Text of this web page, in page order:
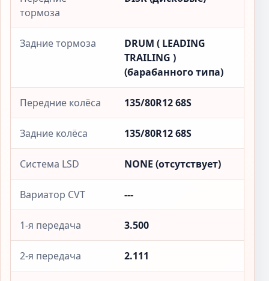
тормоза
Задние тормоза
DRUM ( LEADING
TRAILING )
(барабанного типа)
Передние колёса 135/80R12 68S
Задние колёса 135/80R12 68S
Система LSD NONE (отсутствует)
Вариатор CVT ---
1-я передача 3.500
2-я передача 2.111